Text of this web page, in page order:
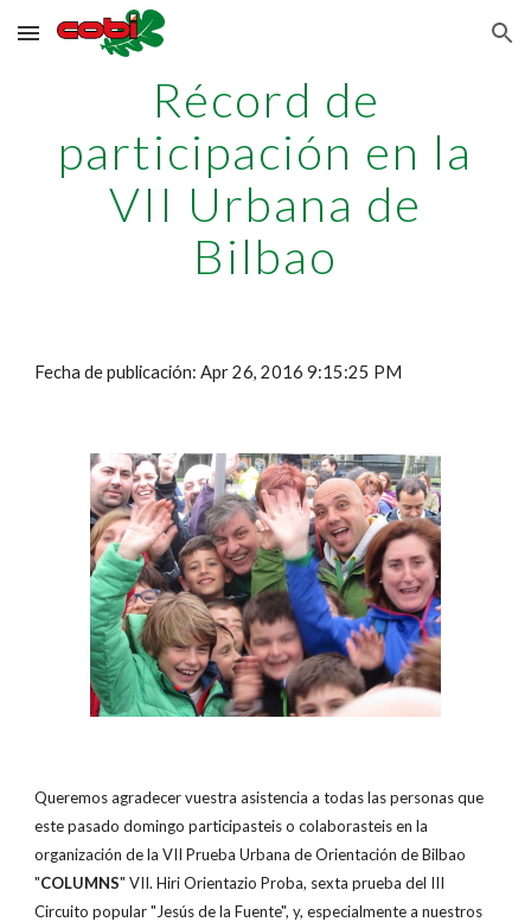
Skip to main content Skip to navigation
Récord de
participación en la
VII Urbana de
Bilbao
Fecha de publicación: Apr 26, 2016 9:15:25 PM
Queremos agradecer vuestra asistencia a todas las personas que
este pasado domingo participasteis o colaborasteis en la
organización de la VII Prueba Urbana de Orientación de Bilbao
"COLUMNS" VII. Hiri Orientazio Proba, sexta prueba del III
Circuito popular "Jesús de la Fuente", y, especialmente a nuestros